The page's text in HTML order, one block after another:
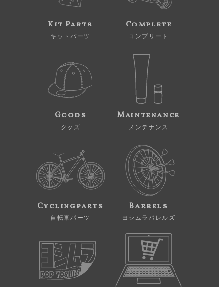
Kit Parts
キットパーツ
Complete
コンプリート
Goods
グッズ
Maintenance
メンテナンス
Cyclingparts
自転車パーツ
Barrels
ヨシムラバレルズ